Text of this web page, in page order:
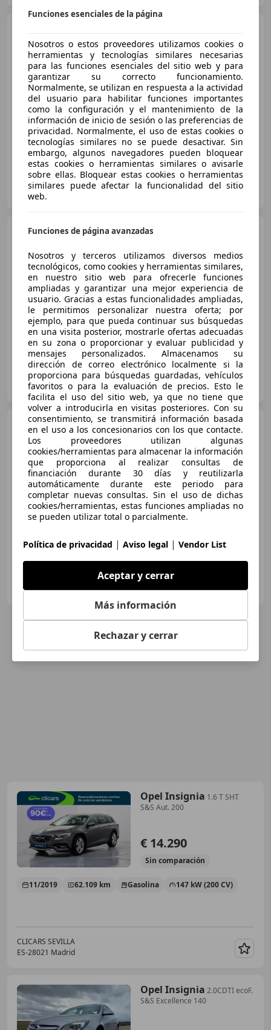
& Stop 130 CV Excellence
€ 7.300
Súper oferta
04/2013 92.100 km Diésel 96 kW (131 CV)
Clidrive Group
ES-28006 MADRID
Opel Insignia
€ 14.290
Sincomparación
11/2019 62.109 km Gasolina 147 kW (200 CV)
CLICARS MADRID
ES-28021 MADRID
Opel Insignia 2.0 CDTI Start
& Stop 130 CV Excellence
€ 7.300
Súper oferta
04/2013 92.100 km Diésel 96 kW (131 CV)
ES-28006 MADRID
Opel Insignia 1.6 T SHT
S&S Aut. 200
€ 14.290
Sin comparación
11/2019 62.109 km Gasolina 147 kW (200 CV)
CLICARS SEVILLA
ES-28021 Madrid
Opel Insignia 2.0CDTI ecoF.
S&S Excellence 140
Funciones esenciales de la página
Nosotros o estos proveedores utilizamos cookies o
herramientas y tecnologías similares necesarias
para las funciones esenciales del sitio web y para
garantizar su correcto funcionamiento.
Normalmente, se utilizan en respuesta a la actividad
del usuario para habilitar funciones importantes
como la configuración y el mantenimiento de la
información de inicio de sesión o las preferencias de
privacidad. Normalmente, el uso de estas cookies o
tecnologías similares no se puede desactivar. Sin
embargo, algunos navegadores pueden bloquear
estas cookies o herramientas similares o avisarle
sobre ellas. Bloquear estas cookies o herramientas
similares puede afectar la funcionalidad del sitio
web.
Funciones de página avanzadas
Nosotros y terceros utilizamos diversos medios
tecnológicos, como cookies y herramientas similares,
en nuestro sitio web para ofrecerle funciones
ampliadas y garantizar una mejor experiencia de
usuario. Gracias a estas funcionalidades ampliadas,
le permitimos personalizar nuestra oferta; por
ejemplo, para que pueda continuar sus búsquedas
en una visita posterior, mostrarle ofertas adecuadas
en su zona o proporcionar y evaluar publicidad y
mensajes personalizados. Almacenamos su
dirección de correo electrónico localmente si la
proporciona para búsquedas guardadas, vehículos
favoritos o para la evaluación de precios. Esto le
facilita el uso del sitio web, ya que no tiene que
volver a introducirla en visitas posteriores. Con su
consentimiento, se transmitirá información basada
en el uso a los concesionarios con los que contacte.
Los proveedores utilizan algunas
cookies/herramientas para almacenar la información
que proporciona al realizar consultas de
financiación durante 30 días y reutilizarla
automáticamente durante este periodo para
completar nuevas consultas. Sin el uso de dichas
cookies/herramientas, estas funciones ampliadas no
se pueden utilizar total o parcialmente.
Política de privacidad | Aviso legal | Vendor List
Aceptar y cerrar
Más información
Rechazar y cerrar